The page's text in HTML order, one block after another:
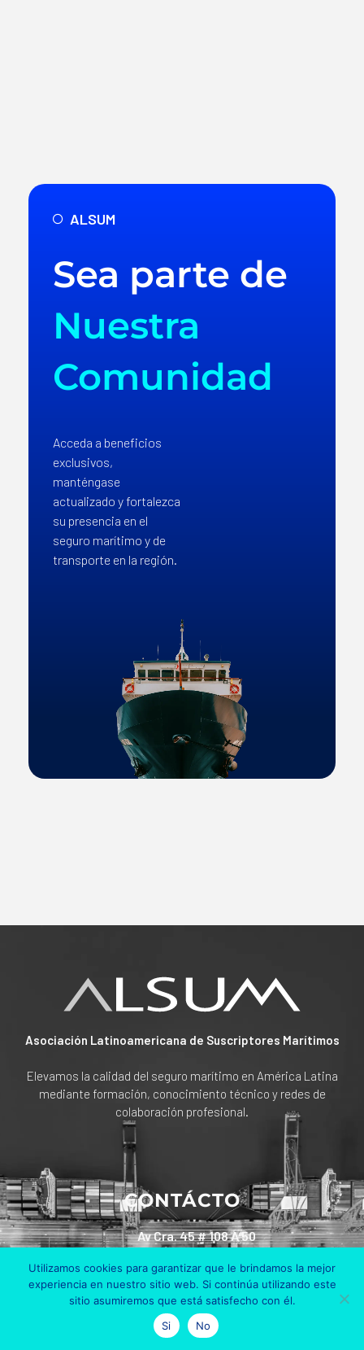
ALSUM
Sea parte de
Nuestra
Comunidad
Acceda a beneficios
exclusivos,
manténgase
actualizado y fortalezca
su presencia en el
seguro marítimo y de
transporte en la región.
Asociación Latinoamericana de Suscriptores Marítimos
Elevamos la calidad del seguro marítimo en América Latina
mediante formación, conocimiento técnico y redes de
colaboración profesional.
CONTÁCTO
Av Cra. 45 # 108 A 50
Bogotá, Colombia
+57 311 801 90 30
Utilizamos cookies para garantizar que le brindamos la mejor
experiencia en nuestro sitio web. Si continúa utilizando este
sitio asumiremos que está satisfecho con él.
Si
No